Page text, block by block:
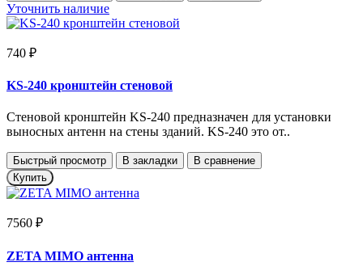
Уточнить наличие
740 ₽
KS-240 кронштейн стеновой
Стеновой кронштейн KS-240 предназначен для установки
выносных антенн на стены зданий. KS-240 это от..
Быстрый просмотр В закладки
В сравнение
Купить
7560 ₽
ZETA MIMO антенна